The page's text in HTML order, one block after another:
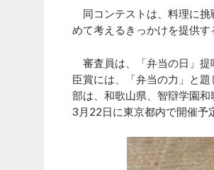
同コンテストは、料理に挑
めて考えるきっかけを提供す
審査員は、「弁当の日」提
臣賞には、「弁当の力」と
部は、和歌山県、智辯学園
3月22日に東京都内で開催予